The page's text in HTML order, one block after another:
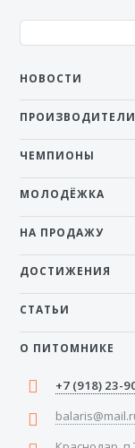
НОВОСТИ
ПРОИЗВОДИТЕЛИ
ЧЕМПИОНЫ
МОЛОДЁЖКА
НА ПРОДАЖУ
ДОСТИЖЕНИЯ
СТАТЬИ
О ПИТОМНИКЕ
+7 (918) 23-